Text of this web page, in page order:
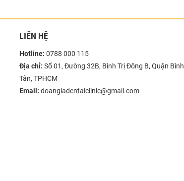
LIÊN HỆ
Hotline: 0788 000 115
Địa chỉ: Số 01, Đường 32B, Bình Trị Đông B, Quận Bình
Tân, TPHCM
Email: doangiadentalclinic@gmail.com